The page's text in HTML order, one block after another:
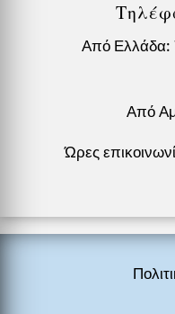
Από
Από
Ώρες